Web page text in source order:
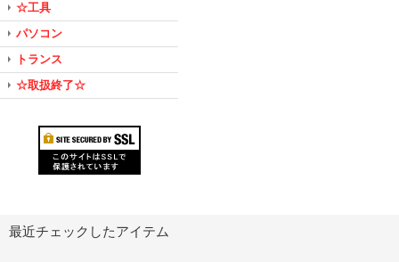
☆工具
パソコン
トランス
☆取扱終了☆
最近チェックしたアイテム